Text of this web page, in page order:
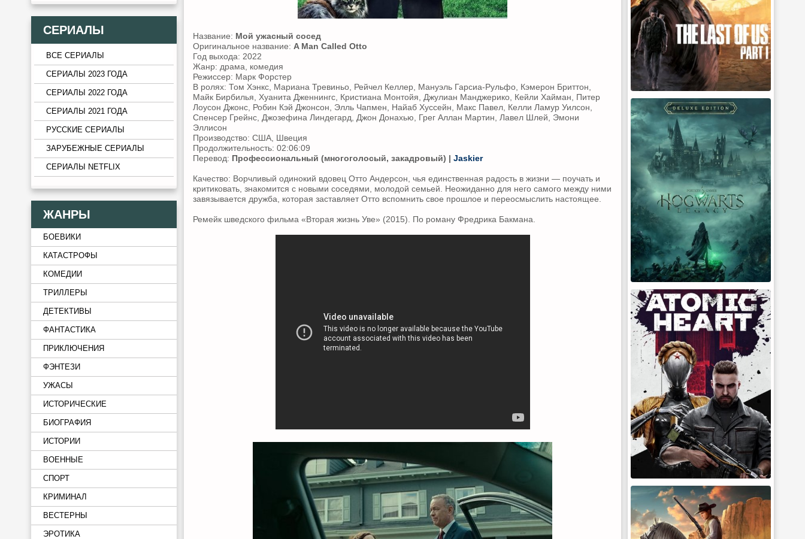
СЕРИАЛЫ
ВСЕ СЕРИАЛЫ
СЕРИАЛЫ 2023 ГОДА
СЕРИАЛЫ 2022 ГОДА
СЕРИАЛЫ 2021 ГОДА
РУССКИЕ СЕРИАЛЫ
ЗАРУБЕЖНЫЕ СЕРИАЛЫ
СЕРИАЛЫ NETFLIX
ЖАНРЫ
БОЕВИКИ
КАТАСТРОФЫ
КОМЕДИИ
ТРИЛЛЕРЫ
ДЕТЕКТИВЫ
ФАНТАСТИКА
ПРИКЛЮЧЕНИЯ
ФЭНТЕЗИ
УЖАСЫ
ИСТОРИЧЕСКИЕ
БИОГРАФИЯ
ИСТОРИИ
ВОЕННЫЕ
СПОРТ
КРИМИНАЛ
ВЕСТЕРНЫ
ЭРОТИКА
Название: Мой ужасный сосед
Оригинальное название: A Man Called Otto
Год выхода: 2022
Жанр: драма, комедия
Режиссер: Марк Форстер
В ролях: Том Хэнкс, Мариана Тревиньо, Рейчел Келлер, Мануэль Гарсиа-Рульфо, Кэмерон Бриттон,
Майк Бирбилья, Хуанита Дженнингс, Кристиана Монтойя, Джулиан Манджерико, Кейли Хайман, Питер
Лоусон Джонс, Робин Кэй Джонсон, Элль Чапмен, Найаб Хуссейн, Макс Павел, Келли Ламур Уилсон,
Спенсер Грейнс, Джозефина Линдегард, Джон Донахью, Грег Аллан Мартин, Лавел Шлей, Эмони
Эллисон
Производство: США, Швеция
Продолжительность: 02:06:09
Перевод: Профессиональный (многоголосый, закадровый) | Jaskier
Качество: Ворчливый одинокий вдовец Отто Андерсон, чья единственная радость в жизни — поучать и
критиковать, знакомится с новыми соседями, молодой семьей. Неожиданно для него самого между ними
завязывается дружба, которая заставляет Отто вспомнить свое прошлое и переосмыслить настоящее.
Ремейк шведского фильма «Вторая жизнь Уве» (2015). По роману Фредрика Бакмана.